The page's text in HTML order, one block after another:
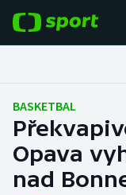
Fotbal
Hokej
Tenis
BASKETBAL
Opava
nad